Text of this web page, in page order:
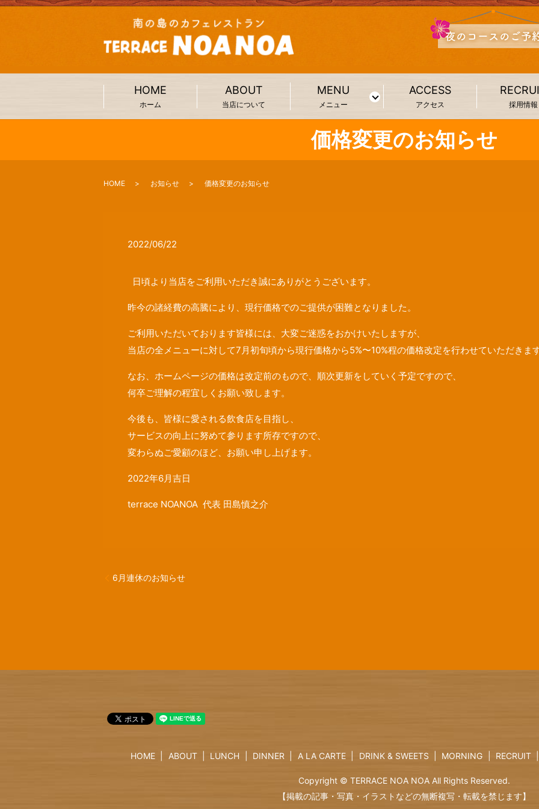
HOME
ホーム
ABOUT
当店について
MENU
メニュー
ACCESS
アクセス 採用情報
価格変更のお知らせ
HOME お知らせ 価格変更のお知らせ
2022/06/22
日頃より当店をご利用いただき誠にありがとうございます。
昨今の諸経費の高騰により、現行価格でのご提供が困難となりました。
ご利用いただいております皆様には、大変ご迷惑をおかけいたしますが、
当店の全メニューに対して7月初旬頃から現行価格から5%〜10%程の価格改定を行わせていただきま
なお、ホームページの価格は改定前のもので、順次更新をしていく予定ですので、
何卒ご理解の程宜しくお願い致します。
今後も、皆様に愛される飲食店を目指し、
サービスの向上に努めて参ります所存ですので、
変わらぬご愛顧のほど、お願い申し上げます。
2022年6月吉日
terrace NOANOA 代表 田島慎之介
6月連休のお知らせ
HOME ABOUT LUNCH DINNER A LA CARTE DRINK & SWEETS MORNING RECRUIT
Copyright © TERRACE NOA NOA All Rights Reserved.
【掲載の記事・写真・イラストなどの無断複写・転載を禁じます】